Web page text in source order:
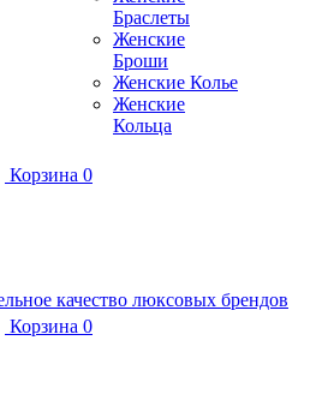
Браслеты
Женские
Броши
Женские Колье
Женские
Кольца
Корзина 0
Корзина 0